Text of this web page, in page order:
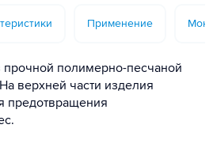
Применение
полимерно-песчаной
верхней части изделия
предотвращения